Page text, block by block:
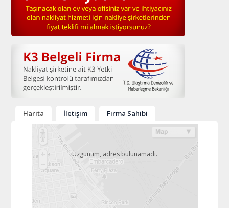
Harita İletişim Firma Sahibi
Üzgünüm, adres bulunamadı.